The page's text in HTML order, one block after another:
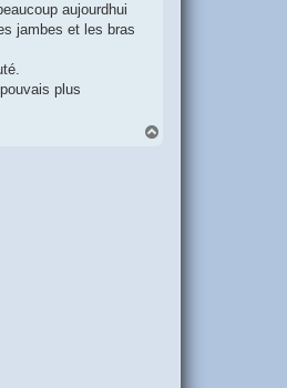
aujourdhui
jambes et les bras
plus